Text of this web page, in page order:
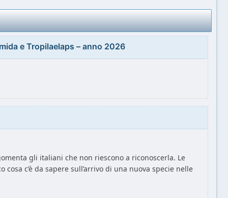
e Tropilaelaps – anno 2026
gli italiani che non riescono a riconoscerla. Le
c’è da sapere sull’arrivo di una nuova specie nelle